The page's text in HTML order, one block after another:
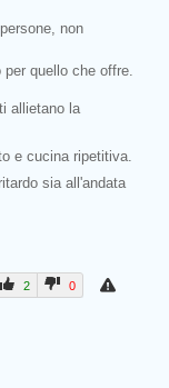
non
quello che offre.
allietano la
e cucina ripetitiva.
sia all'andata
2 0